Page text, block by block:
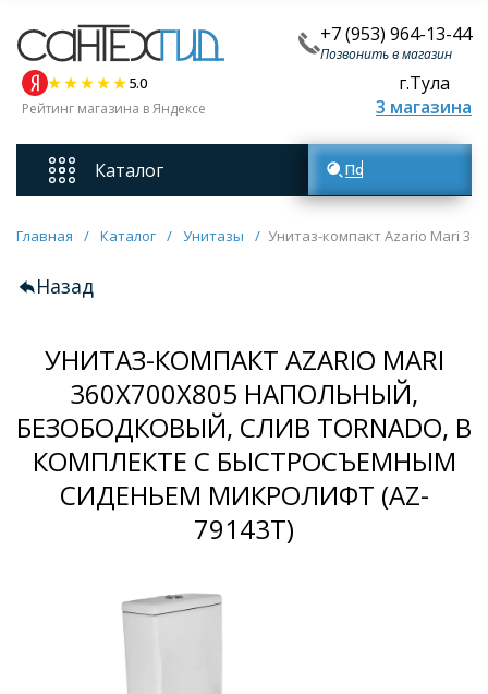
+7 (953) 964-13-44
Позвонить в магазин
5.0
Рейтинг магазина в Яндексе
г.Тула
3 магазина
Каталог
Смесители
Унитазы
Мебель для ванных комнат
Ванны
Кухонные мойки
Душевые кабины
Полотенцесушители
Поиск товаров
Главная / Каталог / Унитазы / Унитаз-компакт Azario Mari
Назад
УНИТАЗ-КОМПАКТ AZARIO MARI
360Х700Х805 НАПОЛЬНЫЙ,
БЕЗОБОДКОВЫЙ, СЛИВ TORNADO, В
КОМПЛЕКТЕ С БЫСТРОСЪЕМНЫМ
СИДЕНЬЕМ МИКРОЛИФТ (AZ-
79143T)